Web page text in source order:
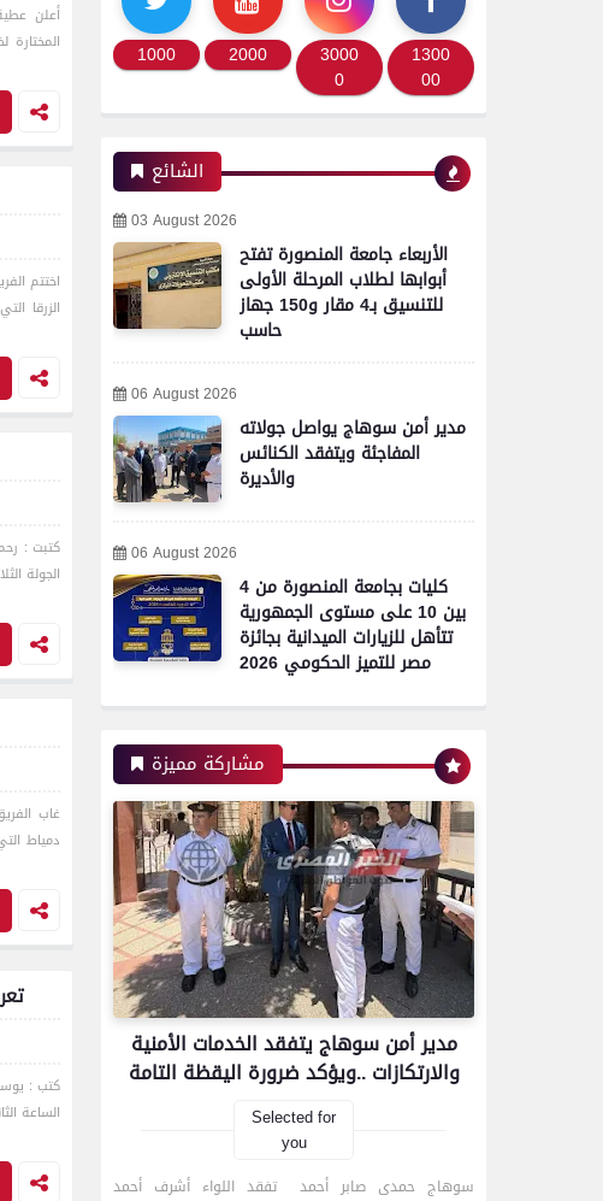
أعلن
اختتم
الزرقا
كتبت :
الجولة
غاب
دمياط
كتب :
الساعة
1000 2000 3000
0
1300
00
الشائع
03 August 2026
الأربعاء جامعة المنصورة تفتح
أبوابها لطلاب المرحلة الأولى
للتنسيق بـ4 مقار و150 جهاز
حاسب
06 August 2026
مدير أمن سوهاج يواصل جولاته
المفاجئة ويتفقد الكنائس
والأديرة
06 August 2026
4 كليات بجامعة المنصورة من
بين 10 على مستوى الجمهورية
تتأهل للزيارات الميدانية بجائزة
مصر للتميز الحكومي 2026
مشاركة مميزة
مدير أمن سوهاج يتفقد الخدمات الأمنية
والارتكازات ..ويؤكد ضرورة اليقظة التامة
Selected for
you
سوهاج حمدى صابر أحمد تفقد اللواء أشرف أحمد